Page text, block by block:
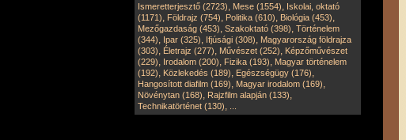
Ismeretterjesztő (2723), Mese (1554), Iskolai, oktató
(1171), Földrajz (754), Politika (610), Biológia (453),
Mezőgazdaság (453), Szakoktató (398), Történelem
(344), Ipar (325), Ifjúsági (308), Magyarország földrajza
(303), Életrajz (277), Művészet (252), Képzőművészet
(229), Irodalom (200), Fizika (193), Magyar történelem
(192), Közlekedés (189), Egészségügy (176),
Hangosított diafilm (169), Magyar irodalom (169),
Növénytan (168), Rajzfilm alapján (133),
Technikatörténet (130),